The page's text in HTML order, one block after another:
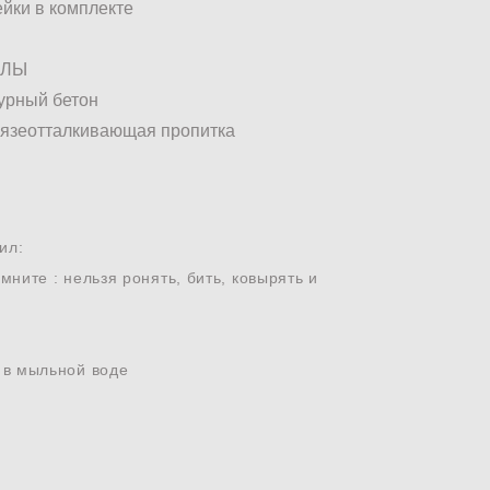
в комплекте
бетон
пропитка
: нельзя ронять, бить, ковырять и
в мыльной воде